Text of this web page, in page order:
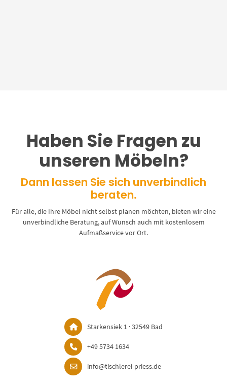
Haben Sie Fragen zu
unseren Möbeln?
Dann lassen Sie sich unverbindlich
beraten.
Für alle, die Ihre Möbel nicht selbst planen möchten, bieten wir eine
unverbindliche Beratung, auf Wunsch auch mit kostenlosem
Aufmaßservice vor Ort.
Starkensiek 1 · 32549 Bad
+49 5734 1634
info@tischlerei-priess.de